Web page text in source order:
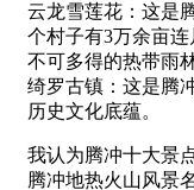
云龙雪莲花：这是
个村子有3万余亩
不可多得的热带雨
绮罗古镇：这是腾
历史文化底蕴。
我认为腾冲十大景
腾冲地热火山风景